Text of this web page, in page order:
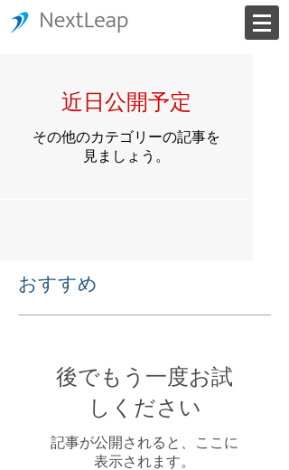
近日公開予定
その他のカテゴリーの記事を
見ましょう。
おすすめ
後でもう一度お試
しください
記事が公開されると、ここに
表示されます。